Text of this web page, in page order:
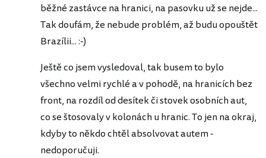
běžné zastávce na hranici, na pasovku už se nejde...
Tak doufám, že nebude problém, až budu opouštět
Brazílii... :-)
Ještě co jsem vysledoval, tak busem to bylo
všechno velmi rychlé a v pohodě, na hranicích bez
front, na rozdíl od desítek či stovek osobních aut,
co se štosovaly v kolonách u hranic. To jen na okraj,
kdyby to někdo chtěl absolvovat autem -
nedoporučuji.